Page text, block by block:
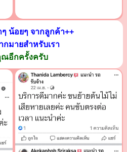
น้อยๆ จากลูกค้า++
มายสำหรับเรา
อีกครั้งครับ